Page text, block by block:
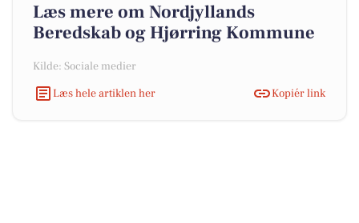
Læs mere om Nordjyllands
Beredskab og Hjørring Kommune
Kilde: Sociale medier
Læs hele artiklen her
Kopiér link